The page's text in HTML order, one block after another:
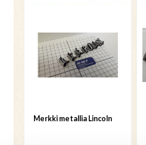
Merkki metallia Lincoln